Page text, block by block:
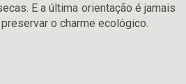
E a última orientação é jamais
o charme ecológico.